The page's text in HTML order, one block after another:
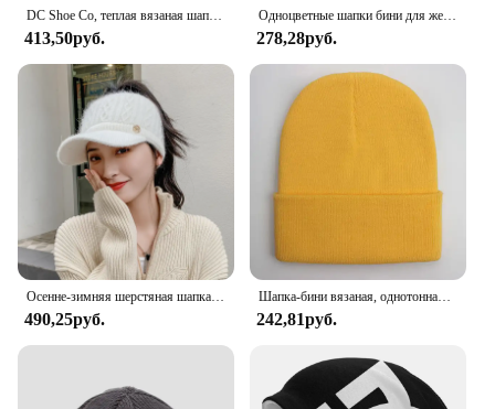
DC Shoe Co, теплая вязаная шапка, шляпа в стиле хип-хоп, осенне-зимняя уличная шапка, шапки для мужчин, женщин и взрослых
413,50руб.
Одноцветные шапки бини для женщин и мужчин осенне-зимняя теплая шерстяная трикотажная шапка Повседневная Эластичная Кепка унисекс
278,28руб.
Осенне-зимняя шерстяная шапка с утиным языком, подростковая модная универсальная шапка, женская теплая вязаная шапка с хвостиком и утечкой на открытом воздухе
490,25руб.
Шапка-бини вязаная, однотонная, унисекс, 24 цвета
242,81руб.